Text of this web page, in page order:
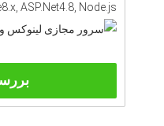
ASP.Net4.8, Node.js